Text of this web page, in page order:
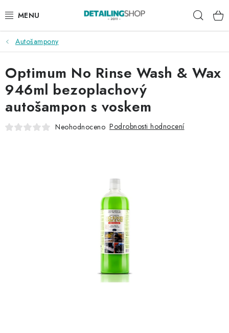
na
AKCE
NOVINKY
EXTERIÉR
INTERIÉR
DÁRKOVÉ SADY A POUKAZY
Autošampony
Optimum No Rinse Wash & Wax
946ml bezoplachový
autošampon s voskem
Neohodnoceno Podrobnosti hodnocení